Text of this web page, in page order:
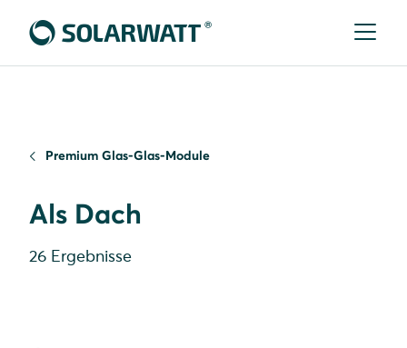
Premium Glas-Glas-Module
Als Dach
26 Ergebnisse